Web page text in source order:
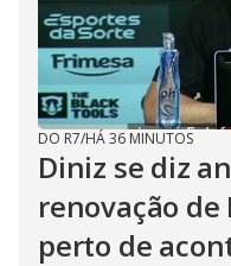
DO R7/HÁ 36 MINUTOS
Diniz se diz
renovação
perto de